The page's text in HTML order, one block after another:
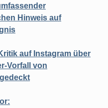
Hinweis auf
auf Instagram über
Vorfall von